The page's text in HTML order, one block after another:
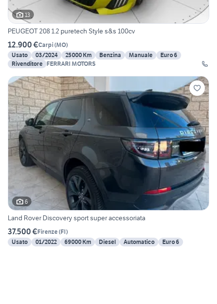
13
PEUGEOT 208 1.2 puretech Style s&s 100cv
12.900 €Carpi(MO)
Usato
03/2024 25000 Km Benzina Manuale
Euro 6
Rivenditore FERRARI MOTORS
6
Land Rover Discovery sport super accessoriata
37.500 €Firenze(FI)
Usato
01/2022 69000 Km Diesel Automatico Euro 6